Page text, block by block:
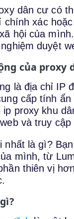
dân cư có
chính xác
hội của
duyệt
của proxy
là địa chỉ IP
cấp tính
ip proxy khu
và truy
nhất là gì?
mình, từ
thiên vị